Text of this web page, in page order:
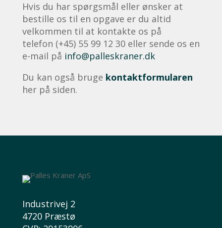
Hvis du har spørgsmål eller ønsker at
bestille os til en opgave er du altid
velkommen til at kontakte os på
telefon (+45) 55 99 12 30 eller sende os en
e-mail på info@palleskraner.dk
Du kan også bruge kontaktformularen
her på siden.
Industrivej 2
4720 Præstø